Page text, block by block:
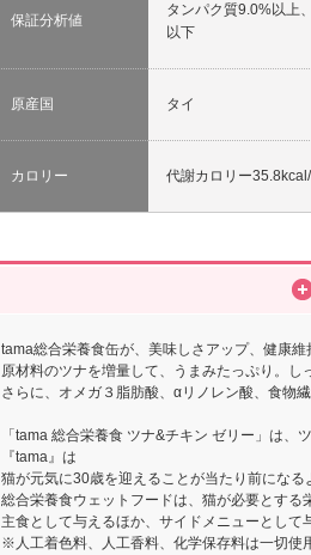
保証分析値
タンパク質9.0%以上
以下
原産国 タイ
カロリー 代謝カロリー
tama総合栄養食缶が、美味しさアップ、健康維
原材料のツナを増量して、うまみたっぷり。し
さらに、オメガ３脂肪酸、αリノレン酸、食物
「tama 総合栄養食 ツナ&チキン ゼリー」は、
『tama』は
猫が元気に30歳を迎えることが当たり前になる
総合栄養食ウェットフードは、猫が必要とする
主食として与えるほか、サイドメニューとして
※人工着色料、人工香料、化学保存料は一切使